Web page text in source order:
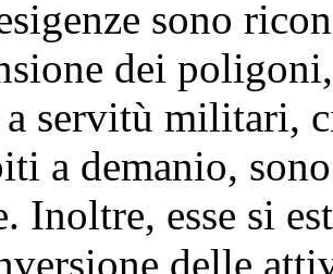
sono
dei
a servitù militari,
a demanio,
Inoltre, esse si
delle